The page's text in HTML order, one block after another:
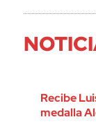
Recibe
medalla